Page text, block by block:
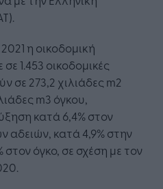
η οικοδομική
1.453 οικοδομικές
σε 273,2 χιλιάδες m2
m3 όγκου,
κατά 6,4% στον
αδειών, κατά 4,9% στην
στον όγκο, σε σχέση με τον